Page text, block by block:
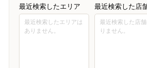
最近検索したエリア
最近検索したエリアは
ありません。
最近検索した店
最近検索した店
りません。